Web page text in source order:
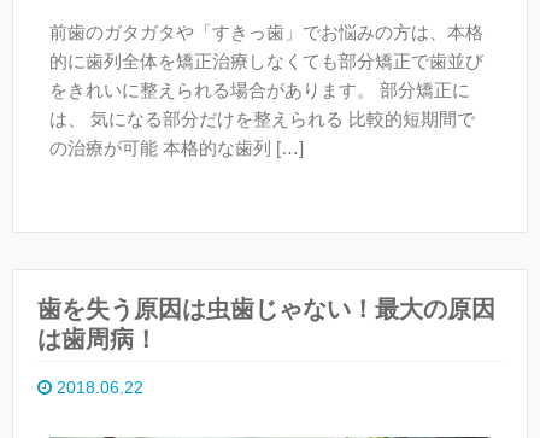
前歯のガタガタや「すきっ歯」でお悩みの方は、本格
的に歯列全体を矯正治療しなくても部分矯正で歯並び
をきれいに整えられる場合があります。 部分矯正に
は、 気になる部分だけを整えられる 比較的短期間で
の治療が可能 本格的な歯列 […]
歯を失う原因は虫歯じゃない！最大の原因
は歯周病！
2018.06.22